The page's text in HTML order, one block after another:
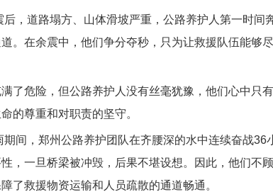
道路塌方、山体滑坡严重，公路养护人第一时间
。在余震中，他们争分夺秒，只为让救援队伍能够
危险，但公路养护人没有丝毫犹豫，他们心中只
的尊重和对职责的坚守。
，郑州公路养护团队在齐腰深的水中连续奋战36
，一旦桥梁被冲毁，后果不堪设想。因此，他们不
了救援物资运输和人员疏散的通道畅通。